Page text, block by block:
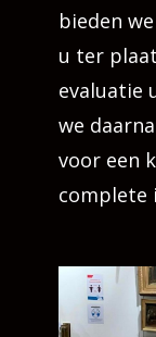
bieden
u ter
evaluatie
we
voor een
complete